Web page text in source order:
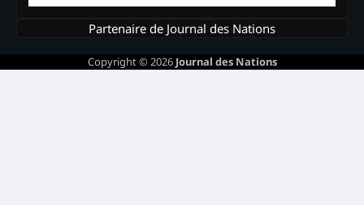
Partenaire de Journal des Nations
Copyright © 2026 Journal des Nations